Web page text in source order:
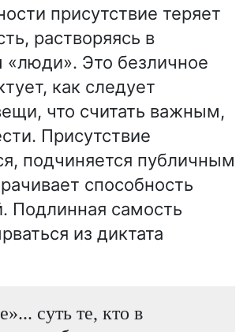
присутствие теряет
растворяясь в
Это безличное
как следует
что считать важным,
Присутствие
подчиняется публичным
способность
Подлинная самость
из диктата
суть те, кто в